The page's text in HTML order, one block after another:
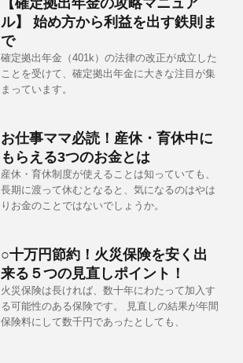
【確定拠出年金の攻略マニュア
ル】 始め方から利益を出す鉄則ま
で
確定拠出年金（401k）の法律の改正が成立した
ことを受けて、確定拠出年金に大きな注目が集
まっています。
お仕事ママ必読！産休・育休中に
もらえる3つのお金とは
産休・育休制度が使えることは知っていても、
長期に渡って休むとなると、気になるのはやは
りお金のことではないでしょうか。
○十万円節約！火災保険を安く出
来る５つの見直しポイント！
火災保険は長ければ、数十年にわたって加入す
る可能性のある保険です。 見直しの結果が年間
保険料にして数千円であったとしても、